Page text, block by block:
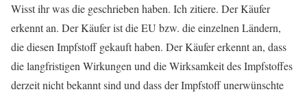
Wisst ihr was die geschrieben haben. Ich zitiere. Der Käufer
erkennt an. Der Käufer ist die EU bzw. die einzelnen Ländern,
die diesen Impfstoff gekauft haben. Der Käufer erkennt an, dass
die langfristigen Wirkungen und die Wirksamkeit des Impfstoffes
derzeit nicht bekannt sind und dass der Impfstoff unerwünschte